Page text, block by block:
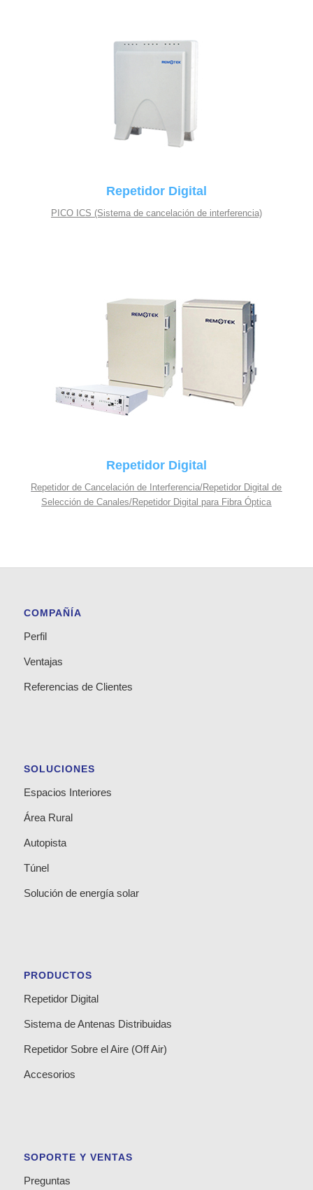
Repetidor Digital
PICO ICS (Sistema de cancelación de interferencia)
Repetidor Digital
Repetidor de Cancelación de Interferencia/Repetidor Digital de
Selección de Canales/Repetidor Digital para Fibra Óptica
COMPAÑÍA
Perfil
Ventajas
Referencias de Clientes
SOLUCIONES
Espacios Interiores
Área Rural
Autopista
Túnel
Solución de energía solar
PRODUCTOS
Repetidor Digital
Sistema de Antenas Distribuidas
Repetidor Sobre el Aire (Off Air)
Accesorios
SOPORTE Y VENTAS
Preguntas